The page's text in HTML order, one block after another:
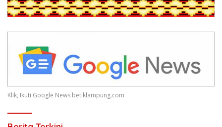
Klik, Ikuti Google News betiklampung.com